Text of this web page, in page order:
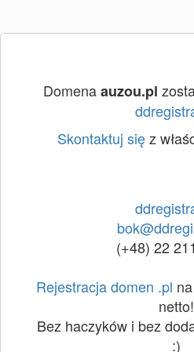
Domenaauzou.pl
Skontaktuj sięz
(+48) 22
Rejestracja domen .pl
netto!
Bez haczyków i bez
:)